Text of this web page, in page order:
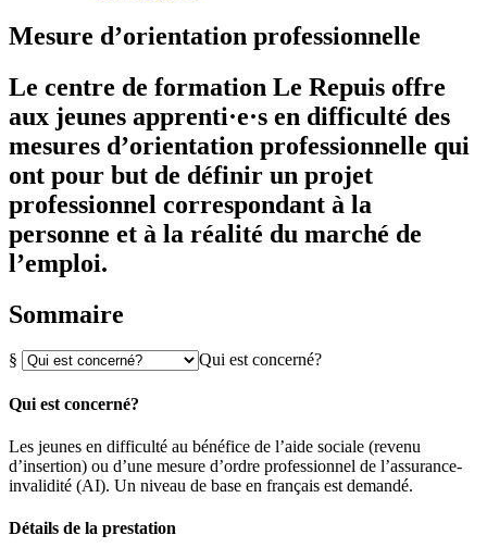
Mesure d’orientation professionnelle
Le centre de formation Le Repuis offre
aux jeunes apprenti·e·s en difficulté des
mesures d’orientation professionnelle qui
ont pour but de définir un projet
professionnel correspondant à la
personne et à la réalité du marché de
l’emploi.
Sommaire
§ Qui est concerné?
Qui est concerné?
Les jeunes en difficulté au bénéfice de l’aide sociale (revenu
d’insertion) ou d’une mesure d’ordre professionnel de l’assurance-
invalidité (AI). Un niveau de base en français est demandé.
Détails de la prestation